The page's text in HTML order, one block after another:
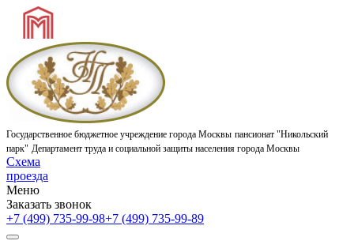
Государственное бюджетное учреждение города Москвы пансионат "Никольский
парк" Департамент труда и социальной защиты населения города Москвы
Схема
проезда
Меню
Заказать звонок
+7 (499) 735-99-98+7 (499) 735-99-89